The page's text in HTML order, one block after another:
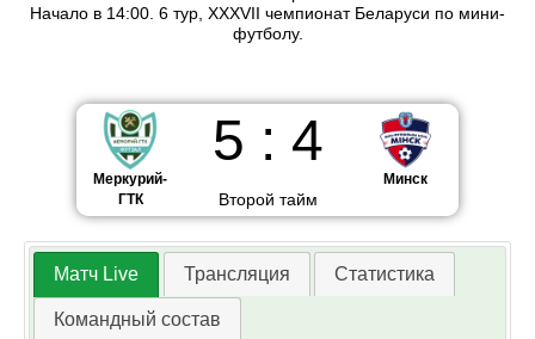
Начало в 14:00. 6 тур, XXXVII чемпионат Беларуси по мини-
футболу.
Меркурий-
ГТК
5 : 4
Второй тайм
Минск
Матч Live Трансляция Статистика
Командный состав